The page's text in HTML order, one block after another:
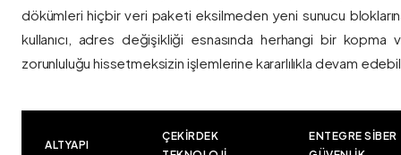
dökümleri hiçbir veri paketi eksilmeden yeni sunucu
kullanıcı, adres değişikliği esnasında herhangi bir
zorunluluğu hissetmeksizin işlemlerine kararlılıkla devam
ALTYAPI
ÇEKIRDEK
ENTEGRE SIBER